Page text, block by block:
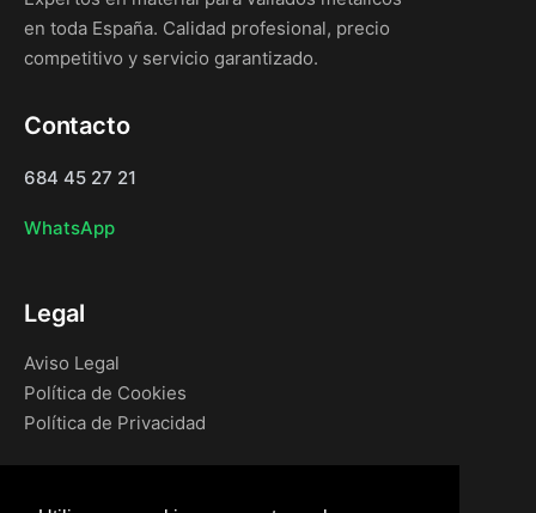
en toda España. Calidad profesional, precio
competitivo y servicio garantizado.
Contacto
684 45 27 21
WhatsApp
Legal
Aviso Legal
Política de Cookies
Política de Privacidad